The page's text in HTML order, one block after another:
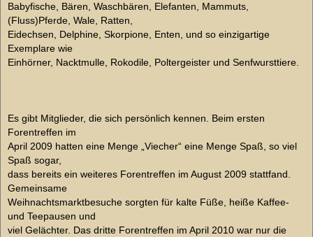
Babyfische, Bären, Waschbären, Elefanten, Mammuts,
(Fluss)Pferde, Wale, Ratten,
Eidechsen, Delphine, Skorpione, Enten, und so einzigartige
Exemplare wie
Einhörner, Nacktmulle, Rokodile, Poltergeister und Senfwursttiere.
Es gibt Mitglieder, die sich persönlich kennen. Beim ersten
Forentreffen im
April 2009 hatten eine Menge „Viecher“ eine Menge Spaß, so viel
Spaß sogar,
dass bereits ein weiteres Forentreffen im August 2009 stattfand.
Gemeinsame
Weihnachtsmarktbesuche sorgten für kalte Füße, heiße Kaffee-
und Teepausen und
viel Gelächter. Das dritte Forentreffen im April 2010 war nur die